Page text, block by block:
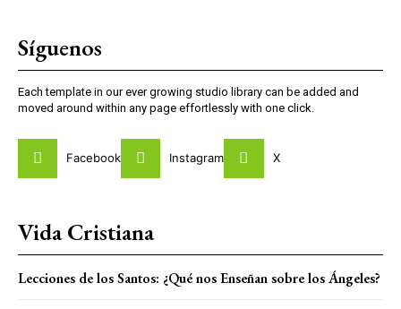
Síguenos
Each template in our ever growing studio library can be added and
moved around within any page effortlessly with one click.
Facebook Instagram X
Vida Cristiana
Lecciones de los Santos: ¿Qué nos Enseñan sobre los Ángeles?